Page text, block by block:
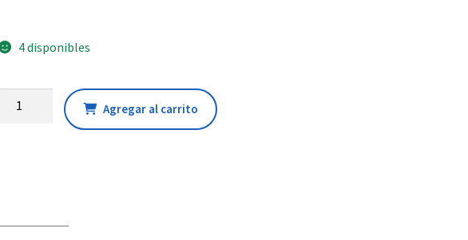
4 disponibles
Agregar al carrito